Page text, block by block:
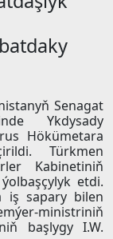
Senagat
Ykdysady
Hökümetara
Türkmen
Kabinetiniň
etdi.
iş sapary bilen
ministriniň
başlygy I.W.